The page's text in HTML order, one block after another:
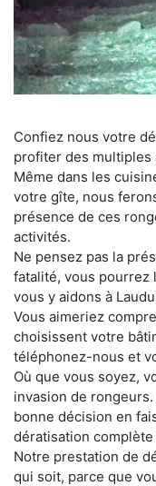
Confiez nous votre
profiter des multiples
Même dans les
votre gîte, nous
présence de ces
activités.
Ne pensez pas la
fatalité, vous pourrez
vous y aidons à
Vous aimeriez
choisissent votre
téléphonez-nous et
Où que vous soyez,
invasion de
bonne décision en
dératisation
Notre prestation de
qui soit, parce que